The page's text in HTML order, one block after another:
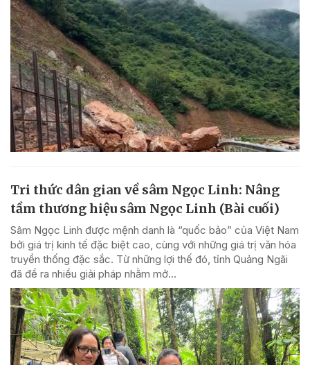
Tri thức dân gian về sâm Ngọc Linh: Nâng
tầm thương hiệu sâm Ngọc Linh (Bài cuối)
Sâm Ngọc Linh được mệnh danh là “quốc bảo” của Việt Nam
bởi giá trị kinh tế đặc biệt cao, cùng với những giá trị văn hóa
truyền thống đặc sắc. Từ những lợi thế đó, tỉnh Quảng Ngãi
đã đề ra nhiều giải pháp nhằm mở...